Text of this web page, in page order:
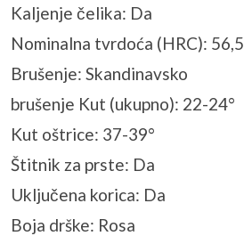
Kaljenje čelika: Da
Nominalna tvrdoća (HRC): 56,5
Brušenje: Skandinavsko
brušenje Kut (ukupno): 22-24°
Kut oštrice: 37-39°
Štitnik za prste: Da
Uključena korica: Da
Boja drške: Rosa